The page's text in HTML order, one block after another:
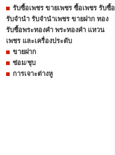
รับซื้อเพชร ขายเพชร ซื้อเพชร รับซื้อ
รับจำนำ รับจำนำเพชร ขายฝาก ทอง
รับซื้อพระทองคำ พระทองคำ แหวน
เพชร และเครื่องประดับ
ขายฝาก
ซ่อม/ชุบ
การเจาะต่างหู